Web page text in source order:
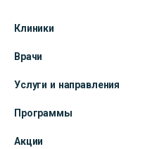
Клиники
Врачи
Услуги и направления
Программы
Акции